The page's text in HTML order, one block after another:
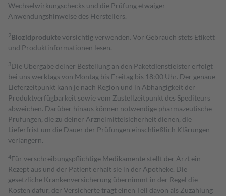
Wechselwirkungschecks und die Prüfung etwaiger
Anwendungshinweise des Herstellers.
2Biozidproduktevorsichtig verwenden. Vor Gebrauch stets Etikett
und Produktinformationen lesen.
3Die Übergabe deiner Bestellung an den Paketdienstleister erfolgt
bei uns werktags von Montag bis Freitag bis 18:00 Uhr. Der genaue
Lieferzeitpunkt kann je nach Region und in Abhängigkeit der
Produktverfügbarkeit sowie vom Zustellzeitpunkt des Spediteurs
abweichen. Darüber hinaus können notwendige pharmazeutische
Prüfungen, die zu deiner Arzneimittelsicherheit dienen, die
Lieferfrist um die Dauer der Prüfungen einschließlich Klärungen
verlängern.
4Für verschreibungspflichtige Medikamente stellt der Arzt ein
Rezept aus und der Patient erhält sie in der Apotheke. Die
gesetzliche Krankenversicherung übernimmt in der Regel die
Kosten dafür, der Versicherte trägt einen Teil davon als Zuzahlung